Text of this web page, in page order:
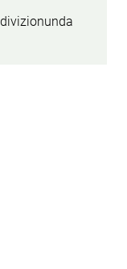
divizionunda